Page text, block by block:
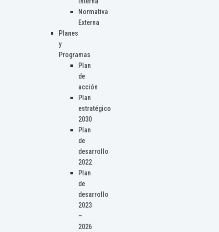
Normativa
Externa
Planes
y
Programas
Plan
de
acción
Plan
estratégico
2030
Plan
de
desarrollo
2022
Plan
de
desarrollo
2023
–
2026